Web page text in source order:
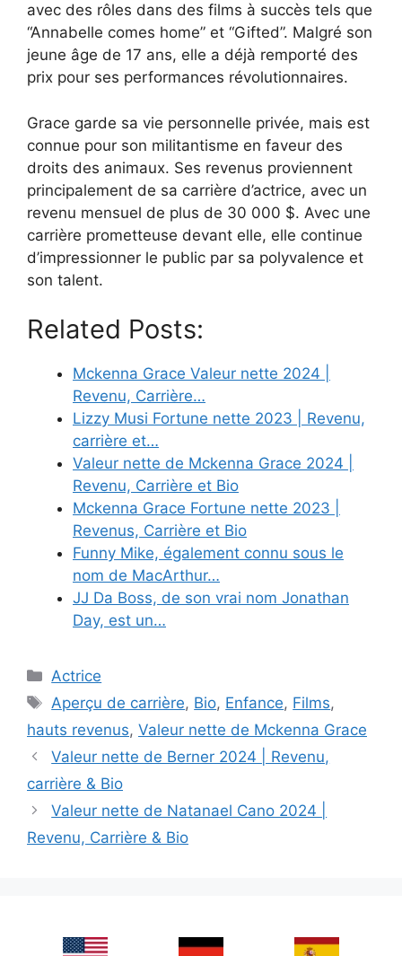
avec des rôles dans des films à succès tels que
“Annabelle comes home” et “Gifted”. Malgré son
jeune âge de 17 ans, elle a déjà remporté des
prix pour ses performances révolutionnaires.
Grace garde sa vie personnelle privée, mais est
connue pour son militantisme en faveur des
droits des animaux. Ses revenus proviennent
principalement de sa carrière d’actrice, avec un
revenu mensuel de plus de 30 000 $. Avec une
carrière prometteuse devant elle, elle continue
d’impressionner le public par sa polyvalence et
son talent.
Related Posts:
Mckenna Grace Valeur nette 2024 |
Revenu, Carrière…
Lizzy Musi Fortune nette 2023 | Revenu,
carrière et…
Valeur nette de Mckenna Grace 2024 |
Revenu, Carrière et Bio
Mckenna Grace Fortune nette 2023 |
Revenus, Carrière et Bio
Funny Mike, également connu sous le
nom de MacArthur…
JJ Da Boss, de son vrai nom Jonathan
Day, est un…
Categories
Actrice
Tags
Aperçu de carrière, Bio, Enfance, Films,
hauts revenus, Valeur nette de Mckenna Grace
Valeur nette de Berner 2024 | Revenu,
carrière & Bio
Valeur nette de Natanael Cano 2024 |
Revenu, Carrière & Bio